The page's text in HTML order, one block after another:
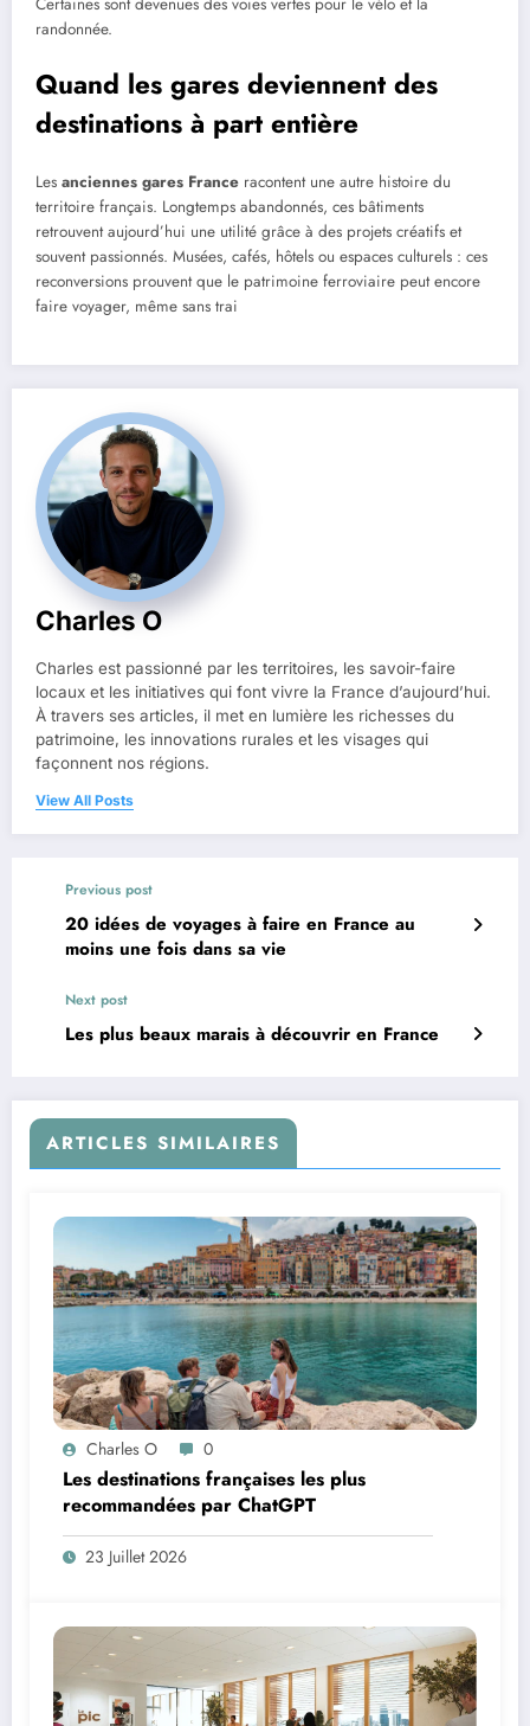
Certaines sont devenues des voies vertes pour le vélo et la
randonnée.
Quand les gares deviennent des
destinations à part entière
Les anciennes gares France racontent une autre histoire du
territoire français. Longtemps abandonnés, ces bâtiments
retrouvent aujourd’hui une utilité grâce à des projets créatifs et
souvent passionnés. Musées, cafés, hôtels ou espaces culturels : ces
reconversions prouvent que le patrimoine ferroviaire peut encore
faire voyager, même sans trai
Charles O
Charles est passionné par les territoires, les savoir-faire
locaux et les initiatives qui font vivre la France d’aujourd’hui.
À travers ses articles, il met en lumière les richesses du
patrimoine, les innovations rurales et les visages qui
façonnent nos régions.
View All Posts
Previous post
20 idées de voyages à faire en France au
moins une fois dans sa vie
Next post
Les plus beaux marais à découvrir en France
ARTICLES SIMILAIRES
Charles O 0
Les destinations françaises les plus
recommandées par ChatGPT
23 Juillet 2026